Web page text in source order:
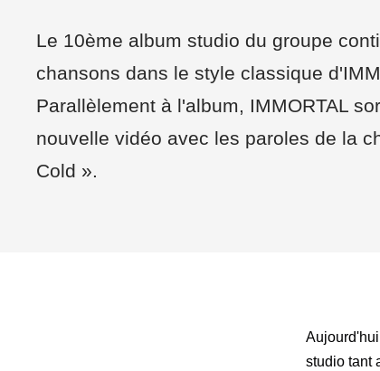
Le 10ème album studio du groupe
chansons dans le style classique
Parallèlement à l'album, IMMORTAL
nouvelle vidéo avec les paroles de la
Cold ».
Aujourd'hui
studio tant